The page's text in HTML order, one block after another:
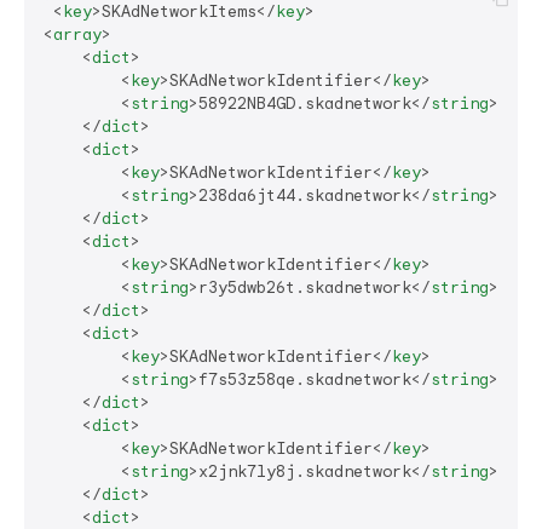
<key>SKAdNetworkItems</key>
<array>
<dict>
<key>SKAdNetworkIdentifier</key>
<string>58922NB4GD.skadnetwork</string>
</dict>
<dict>
<key>SKAdNetworkIdentifier</key>
<string>238da6jt44.skadnetwork</string>
</dict>
<dict>
<key>SKAdNetworkIdentifier</key>
<string>r3y5dwb26t.skadnetwork</string>
</dict>
<dict>
<key>SKAdNetworkIdentifier</key>
<string>f7s53z58qe.skadnetwork</string>
</dict>
<dict>
<key>SKAdNetworkIdentifier</key>
<string>x2jnk7ly8j.skadnetwork</string>
</dict>
<dict>